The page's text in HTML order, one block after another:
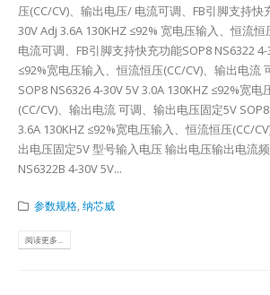
压(CC/CV)、输出电压/ 电流可调、FB引脚支持快
30V Adj 3.6A 130KHZ ≤92% 宽电压输入、恒流
电流可调、FB引脚支持快充功能SOP8 NS6322
≤92%宽电压输入、恒流恒压(CC/CV)、输出电流
SOP8 NS6326 4-30V 5V 3.0A 130KHZ ≤92%宽
(CC/CV)、输出电流 可调、输出电压固定5V
3.6A 130KHZ ≤92%宽电压输入、恒流恒压(CC/
出电压固定5V 型号输入电压 输出电压输出电流
NS6322B 4-30V 5V...
参数规格, 纳芯威
阅读更多...